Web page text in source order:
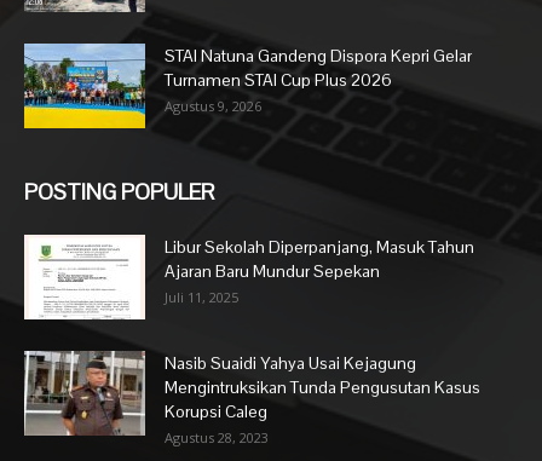
STAI Natuna Gandeng Dispora Kepri Gelar
Turnamen STAI Cup Plus 2026
Agustus 9, 2026
POSTING POPULER
Libur Sekolah Diperpanjang, Masuk Tahun
Ajaran Baru Mundur Sepekan
Juli 11, 2025
Nasib Suaidi Yahya Usai Kejagung
Mengintruksikan Tunda Pengusutan Kasus
Korupsi Caleg
Agustus 28, 2023